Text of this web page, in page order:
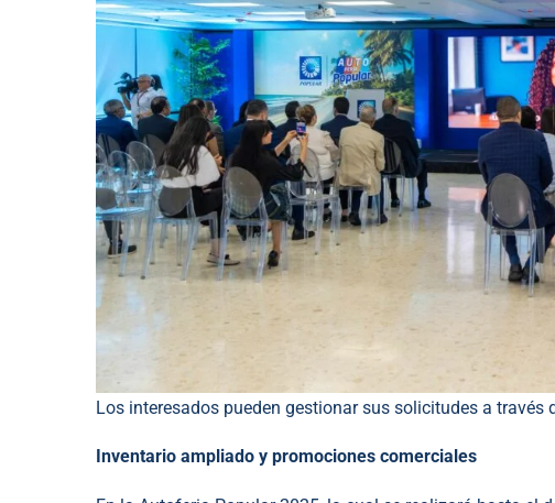
Los interesados pueden gestionar sus solicitudes a través
Inventario ampliado y promociones comerciales